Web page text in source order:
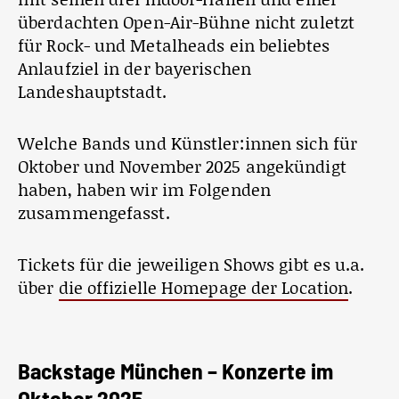
überdachten Open-Air-Bühne nicht zuletzt
für Rock- und Metalheads ein beliebtes
Anlaufziel in der bayerischen
Landeshauptstadt.
Welche Bands und Künstler:innen sich für
Oktober und November 2025 angekündigt
haben, haben wir im Folgenden
zusammengefasst.
Tickets für die jeweiligen Shows gibt es u.a.
über die offizielle Homepage der Location.
Backstage München – Konzerte im